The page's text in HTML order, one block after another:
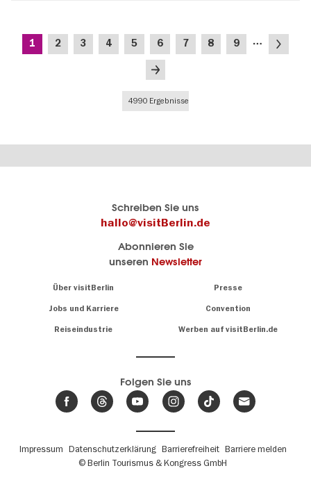
Seitennummerierung
Aktuelle
1 Seite
2 Seite
3 Seite
4 Seite
5 Seite
6 Seite
7 Seite
8 Seite
9 …
Nächste
Letzte
4990 Ergebnisse
Schreiben Sie uns
hallo@visitBerlin.de
Abonnieren Sie
unseren Newsletter
Über visitBerlin Presse
Jobs und Karriere Convention
Reiseindustrie Werben auf visitBerlin.de
sind
für Sie da.
Tickets
Wir haben den
Insidertipps
Trends
Folgen Sie uns
Fußbereichsmenü
Impressum Datenschutzerklärung Barrierefreiheit Barriere melden
© Berlin Tourismus & Kongress GmbH